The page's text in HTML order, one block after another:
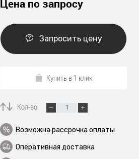
Цена по запросу
Запросить цену
Купить в 1 клик
Кол-во:
Возможна рассрочка оплаты
Оперативная доставка